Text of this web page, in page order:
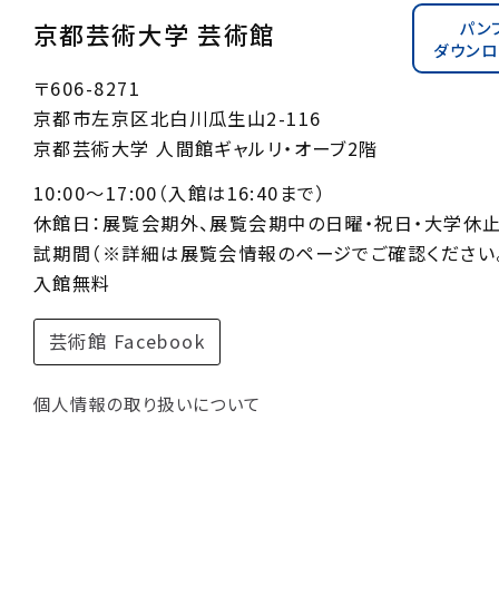
京都芸術大学 芸術館
パン
ダウン
〒606-8271
京都市左京区北白川瓜生山2-116
京都芸術大学 人間館ギャルリ・オーブ2階
10:00〜17:00（入館は16:40まで）
休館日：展覧会期外、展覧会期中の日曜・祝日・大学休
試期間（※詳細は展覧会情報のページでご確認ください
入館無料
芸術館 Facebook
個人情報の取り扱いについて